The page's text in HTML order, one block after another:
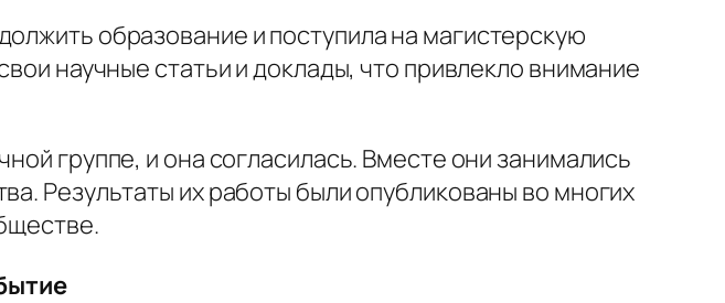
образование и поступила на магистерскую
научные статьи и доклады, что привлекло внимание
группе, и она согласилась. Вместе они занимались
Результаты их работы были опубликованы во многих